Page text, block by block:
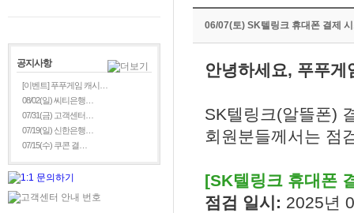
공지사항
[이벤트] 푸푸게임 캐시…
08/02(일) 씨티은행…
07/31(금) 고객센터…
07/19(일) 신한은행…
07/15(수) 쿠콘 결…
06/07(토) SK텔링크 휴대폰 결제
안녕하세요, 푸푸게
SK텔링크(알뜰폰)
회원분들께서는 점
[SK텔링크 휴대폰
점검 일시: 2025년